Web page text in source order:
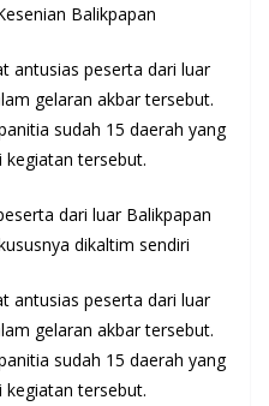
Balikpapan
antusias peserta dari luar
gelaran akbar tersebut.
sudah 15 daerah yang
tersebut.
dari luar Balikpapan
dikaltim sendiri
antusias peserta dari luar
gelaran akbar tersebut.
sudah 15 daerah yang
tersebut.